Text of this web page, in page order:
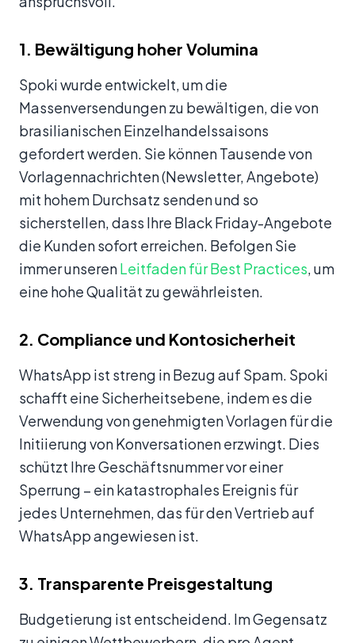
1. Bewältigung hoher Volumina
Spoki wurde entwickelt, um die
Massenversendungen zu bewältigen, die von
brasilianischen Einzelhandelssaisons
gefordert werden. Sie können Tausende von
Vorlagennachrichten (Newsletter, Angebote)
mit hohem Durchsatz senden und so
sicherstellen, dass Ihre Black Friday-Angebote
die Kunden sofort erreichen. Befolgen Sie
immer unserenLeitfaden für Best Practices, um
eine hohe Qualität zu gewährleisten.
2. Compliance und Kontosicherheit
WhatsApp ist streng in Bezug auf Spam. Spoki
schafft eine Sicherheitsebene, indem es die
Verwendung von genehmigten Vorlagen für die
Initiierung von Konversationen erzwingt. Dies
schützt Ihre Geschäftsnummer vor einer
Sperrung – ein katastrophales Ereignis für
jedes Unternehmen, das für den Vertrieb auf
WhatsApp angewiesen ist.
3. Transparente Preisgestaltung
Budgetierung ist entscheidend. Im Gegensatz